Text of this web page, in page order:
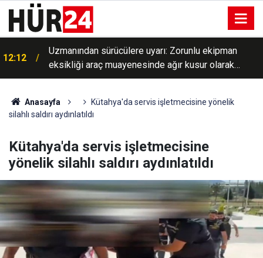
12:12
Uzmanından sürücülere uyarı: Zorunlu ekipman
eksikliği araç muayenesinde ağır kusur olarak
değerlendirilebilecek
Anasayfa
Kütahya'da servis işletmecisine yönelik
silahlı saldırı aydınlatıldı
Kütahya'da servis işletmecisine
yönelik silahlı saldırı aydınlatıldı